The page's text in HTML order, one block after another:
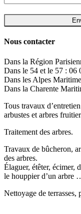
Nous contacter
Dans la Région
Dans le 54 et le 57 : 06
Dans les Alpes
Dans la Charente
Tous travaux
arbustes et arbres
Traitement des arbres.
Travaux de bûcheron,
des arbres.
Élaguer, étêter, écimer,
le houppier d’un arbre
Nettoyage de terrasses,